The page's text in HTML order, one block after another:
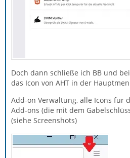
Doch dann schließe ich BB und
das Icon von AHT in der
Add-on Verwaltung, alle Icons für
Add-ons (die mit dem
(siehe Screenshots)